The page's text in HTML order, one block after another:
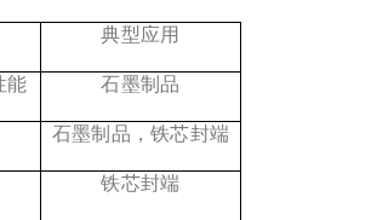
典型应用
能 石墨制品
石墨制品，铁芯封端
铁芯封端